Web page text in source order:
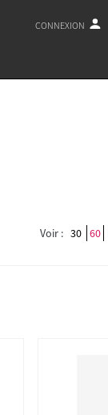
CONNEXION
Voir : 30 60